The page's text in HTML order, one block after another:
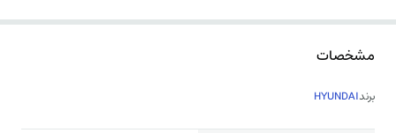
مشخصات
برندHYUNDAI